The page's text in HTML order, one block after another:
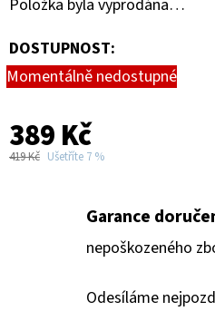
Položka byla vyprodána…
DOSTUPNOST:
Momentálně nedostupné
389 Kč
419 Kč Ušetříte 7 %
Garance
nepoškozeného
Odesíláme